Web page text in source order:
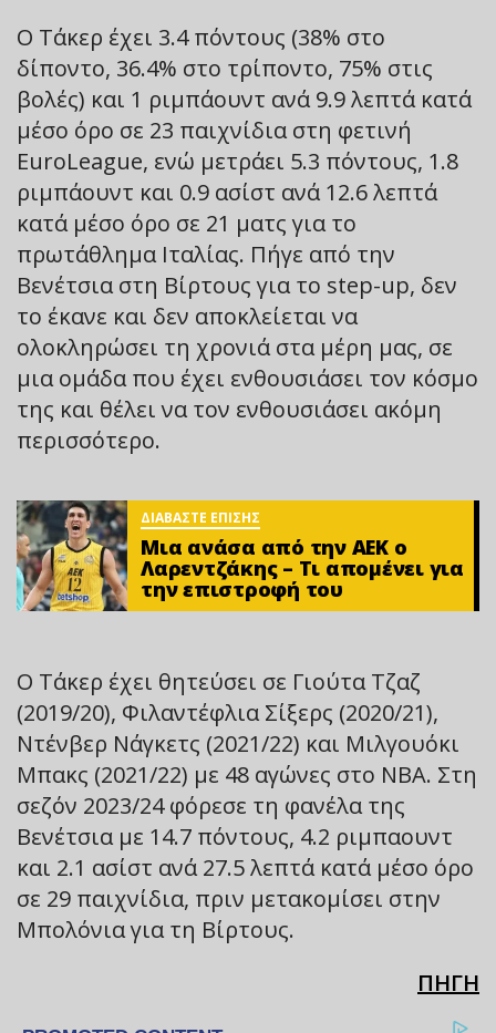
Ο Τάκερ έχει 3.4 πόντους (38% στο
δίποντο, 36.4% στο τρίποντο, 75% στις
βολές) και 1 ριμπάουντ ανά 9.9 λεπτά κατά
μέσο όρο σε 23 παιχνίδια στη φετινή
EuroLeague, ενώ μετράει 5.3 πόντους, 1.8
ριμπάουντ και 0.9 ασίστ ανά 12.6 λεπτά
κατά μέσο όρο σε 21 ματς για το
πρωτάθλημα Ιταλίας. Πήγε από την
Βενέτσια στη Βίρτους για το step-up, δεν
το έκανε και δεν αποκλείεται να
ολοκληρώσει τη χρονιά στα μέρη μας, σε
μια ομάδα που έχει ενθουσιάσει τον κόσμο
της και θέλει να τον ενθουσιάσει ακόμη
περισσότερο.
ΔΙΑΒΑΣΤΕ ΕΠΙΣΗΣ
Μια ανάσα από την ΑΕΚ ο
Λαρεντζάκης – Τι απομένει για
την επιστροφή του
Ο Τάκερ έχει θητεύσει σε Γιούτα Τζαζ
(2019/20), Φιλαντέφλια Σίξερς (2020/21),
Ντένβερ Νάγκετς (2021/22) και Μιλγουόκι
Μπακς (2021/22) με 48 αγώνες στο NBA. Στη
σεζόν 2023/24 φόρεσε τη φανέλα της
Βενέτσια με 14.7 πόντους, 4.2 ριμπαουντ
και 2.1 ασίστ ανά 27.5 λεπτά κατά μέσο όρο
σε 29 παιχνίδια, πριν μετακομίσει στην
Μπολόνια για τη Βίρτους.
ΠΗΓΗ